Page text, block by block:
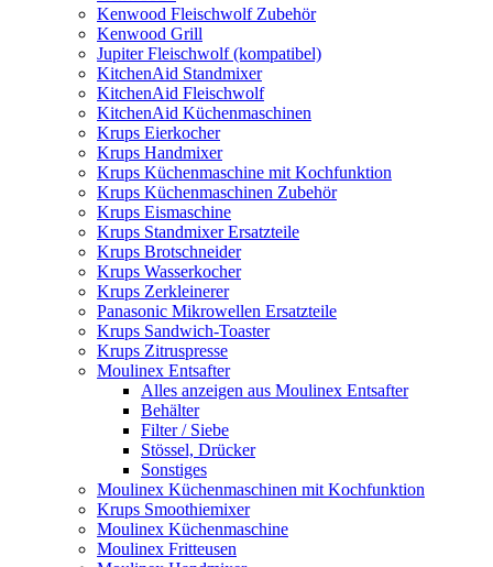
Kenwood Fleischwolf Zubehör
Kenwood Grill
Jupiter Fleischwolf (kompatibel)
KitchenAid Standmixer
KitchenAid Fleischwolf
KitchenAid Küchenmaschinen
Krups Eierkocher
Krups Handmixer
Krups Küchenmaschine mit Kochfunktion
Krups Küchenmaschinen Zubehör
Krups Eismaschine
Krups Standmixer Ersatzteile
Krups Brotschneider
Krups Wasserkocher
Krups Zerkleinerer
Panasonic Mikrowellen Ersatzteile
Krups Sandwich-Toaster
Krups Zitruspresse
Moulinex Entsafter
Alles anzeigen aus Moulinex Entsafter
Behälter
Filter / Siebe
Stössel, Drücker
Sonstiges
Moulinex Küchenmaschinen mit Kochfunktion
Krups Smoothiemixer
Moulinex Küchenmaschine
Moulinex Fritteusen